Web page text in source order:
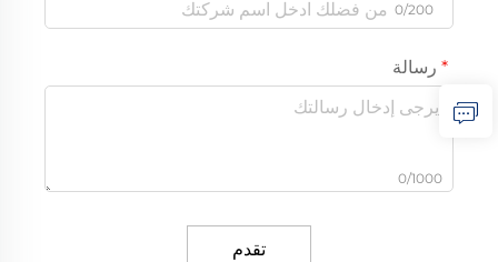
0/200
رسالة
0/1000
تقدم